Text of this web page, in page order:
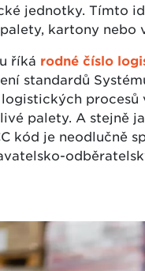
jednotky. Tímto
kartony nebo
říká rodné číslo
standardů
palety. A stejně
kód je neodlučně